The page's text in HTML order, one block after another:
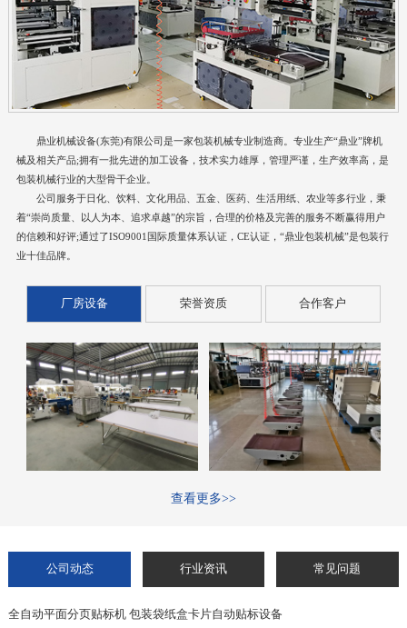
鼎业机械设备(东莞)有限公司是一家包装机械专业制造商。专业生产“鼎业”牌机
械及相关产品;拥有一批先进的加工设备，技术实力雄厚，管理严谨，生产效率高，是
包装机械行业的大型骨干企业。
公司服务于日化、饮料、文化用品、五金、医药、生活用纸、农业等多行业，秉
着“崇尚质量、以人为本、追求卓越”的宗旨，合理的价格及完善的服务不断赢得用户
的信赖和好评;通过了ISO9001国际质量体系认证，CE认证，“鼎业包装机械”是包装行
业十佳品牌。
厂房设备 荣誉资质 合作客户
查看更多>>
公司动态 行业资讯 常见问题
全自动平面分页贴标机 包装袋纸盒卡片自动贴标设备